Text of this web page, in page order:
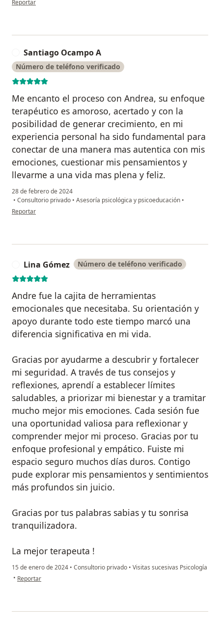
Reportar
Santiago Ocampo A
Número de teléfono verificado
Me encanto el proceso con Andrea, su enfoque
terapéutico es amoroso, acertado y con la
posibilidad de generar crecimiento, en mi
experiencia personal ha sido fundamental para
conectar de una manera mas autentica con mis
emociones, cuestionar mis pensamientos y
llevarme a una vida mas plena y feliz.
28 de febrero de 2024
• Consultorio privado • Asesoría psicológica y psicoeducación •
en opinión del usuario Santiago Ocampo A
Reportar
Lina Gómez Número de teléfono verificado
Andre fue la cajita de herramientas
emocionales que necesitaba. Su orientación y
apoyo durante todo este tiempo marcó una
diferencia significativa en mi vida.
Gracias por ayudarme a descubrir y fortalecer
mi seguridad. A través de tus consejos y
reflexiones, aprendí a establecer límites
saludables, a priorizar mi bienestar y a tramitar
mucho mejor mis emociones. Cada sesión fue
una oportunidad valiosa para reflexionar y
comprender mejor mi proceso. Gracias por tu
enfoque profesional y empático. Fuiste mi
espacio seguro muchos días duros. Contigo
pude explorar mis pensamientos y sentimientos
más profundos sin juicio.
Gracias por tus palabras sabias y tu sonrisa
tranquilizadora.
La mejor terapeuta !
15 de enero de 2024 • Consultorio privado • Visitas sucesivas Psicología
• en opinión del usuario Lina Gómez
Reportar